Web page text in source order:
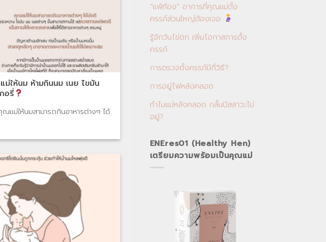
ม่ให้นม ห้ามกินนม เนย ไขมัน
อรี่
ณแม่ให้นมสามารถกินอาหารต่างๆ ได้
“แพ้ท้อง” อาการที่คุณแม่ตั้ง
ครรภ์ส่วนใหญ่ต้องเจอ
รู้จักวันไข่ตก เพิ่มโอกาสการตั้ง
ครรภ์
การตรวจตั้งครรภ์มีกี่วิธี?
การอยู่ไฟหลังคลอด
ทำไมแม่หลังคลอด กลั้นปัสสาวะไม่
อยู่?
ENEres01 (Healthy Hen)
เตรียมความพร้อมเป็นคุณแม่